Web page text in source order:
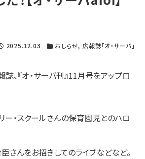
2025.12.03 おしらせ, 広報誌「オ・サーバ」
、『オ・サーバ刊』11月号をアップロ
ー・スクールさんの保育園児とのハロ
さんをお招きしてのライブなどなど。